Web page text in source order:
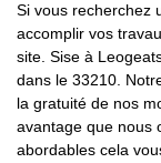
Si vous recherchez
accomplir vos
site. Sise à
dans le 33210.
la gratuité de nos
avantage que nous
abordables cela